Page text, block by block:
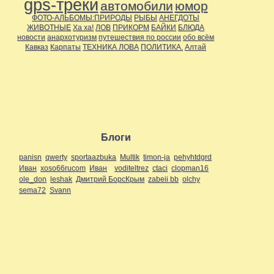
gps-треки автомобили юмор
ФОТО-АЛЬБОМЫ:ПРИРОДЫ РЫБЫ АНЕГДОТЫ
ЖИВОТНЫЕ Ха ха! ЛОВ ПРИКОРМ БАЙКИ БЛЮДА
новости анархотуризм путешествия по россии обо всём
Кавказ Карпаты ТЕХНИКА ЛОВА ПОЛИТИКА. Алтай
Блоги
panisn qwerty sportaazbuka Multik timon-ja pehyhtdgrd
Иван xoso66rucom Иван voditeltrez ctaci clopman16
ole_don leshak Дмитрий БорсКрым zabeii bb olchy
sema72 Svann